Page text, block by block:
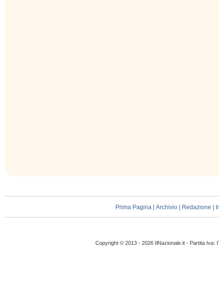
Prima Pagina |Archivio Redazione
Copyright © 2013 - 2026 IlNazionale.it - Partita Iva: